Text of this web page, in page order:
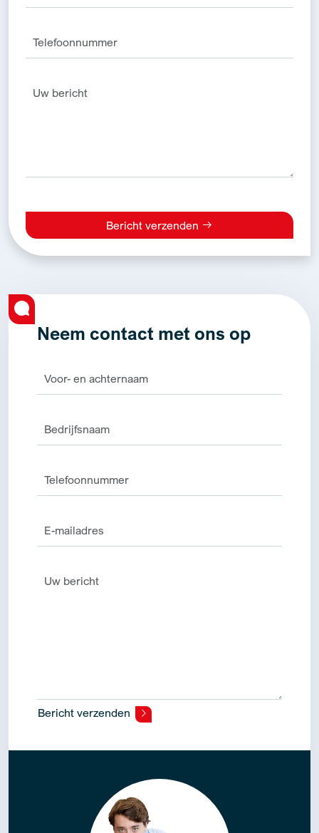
Bericht verzenden
Alternative:
Neem contact met ons op
Bericht verzenden